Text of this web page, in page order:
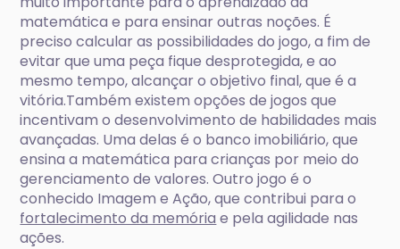
matemática e para ensinar outras noções. É
preciso calcular as possibilidades do jogo, a fim de
evitar que uma peça fique desprotegida, e ao
mesmo tempo, alcançar o objetivo final, que é a
vitória.Também existem opções de jogos que
incentivam o desenvolvimento de habilidades mais
avançadas. Uma delas é o banco imobiliário, que
ensina a matemática para crianças por meio do
gerenciamento de valores. Outro jogo é o
conhecido Imagem e Ação, que contribui para o
fortalecimento da memória e pela agilidade nas
ações.